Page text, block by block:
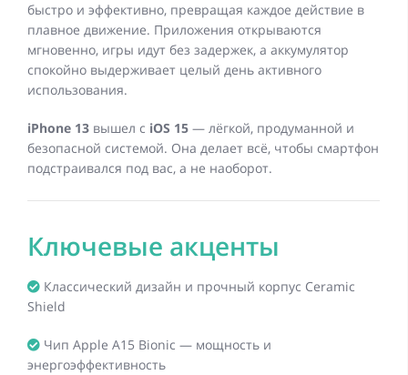
быстро и эффективно, превращая каждое действие в
плавное движение. Приложения открываются
мгновенно, игры идут без задержек, а аккумулятор
спокойно выдерживает целый день активного
использования.
iPhone 13 вышел с iOS 15 — лёгкой, продуманной и
безопасной системой. Она делает всё, чтобы смартфон
подстраивался под вас, а не наоборот.
Ключевые акценты
Классический дизайн и прочный корпус Ceramic
Shield
Чип Apple A15 Bionic — мощность и
энергоэффективность